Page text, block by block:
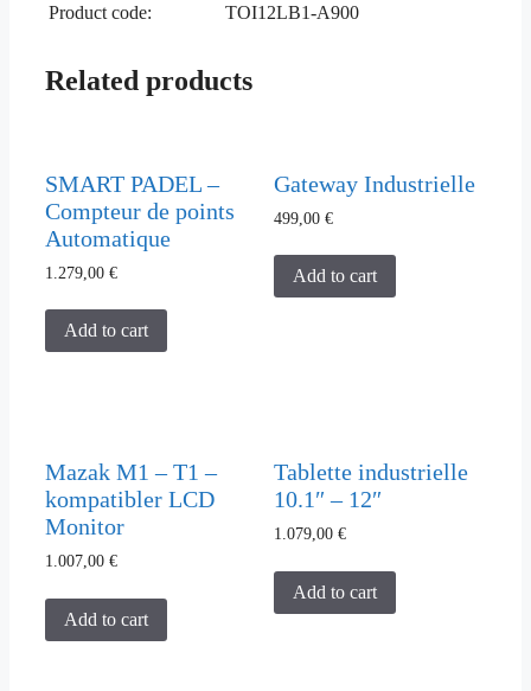
Product code: TOI12LB1-A900
Related products
SMART PADEL –
Compteur de points
Automatique
1.279,00 €
Add to cart
Gateway Industrielle
499,00€
Add to cart
Mazak M1 – T1 –
kompatibler LCD
Monitor
1.007,00 €
Add to cart
Tablette industrielle
10.1″ – 12″
1.079,00€
Add to cart